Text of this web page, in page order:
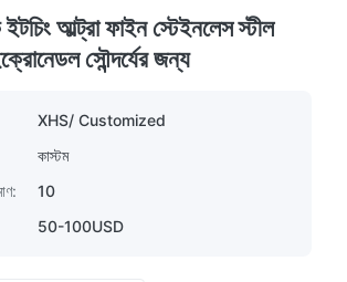
ইটচিং আল্ট্রা ফাইন স্টেইনলেস স্টীল
সৌন্দর্যের জন্য
XHS/ Customized
কাস্টম
10
50-100USD